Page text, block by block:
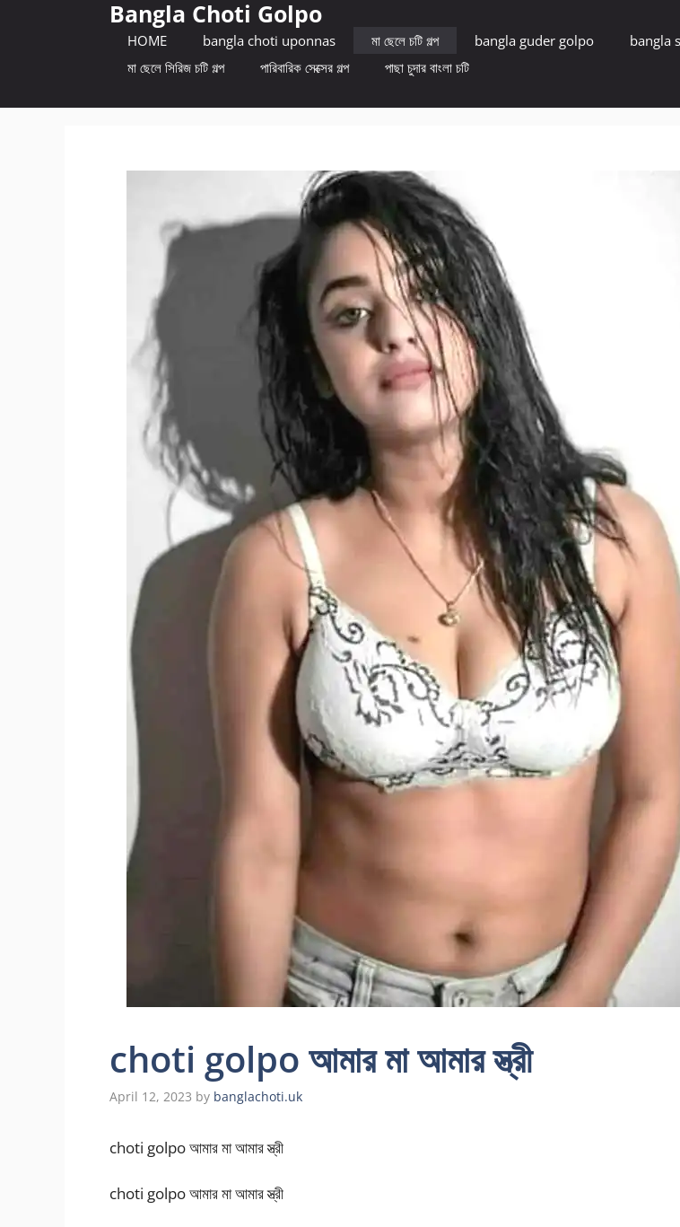
Bangla Choti Golpo
HOME bangla choti uponnas মা ছেলে চটি গল্প bangla guder golpo bangla
মা ছেলে সিরিজ চটি গল্প
পারিবারিক সেক্সের গল্প পাছা চুদার বাংলা চটি
choti golpo আমার মা আমার স্ত্রী
April 12, 2023 by banglachoti.uk
choti golpo আমার মা আমার স্ত্রী
choti golpo আমার মা আমার স্ত্রী